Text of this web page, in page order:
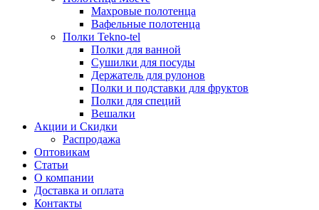
Махровые полотенца
Вафельные полотенца
Полки Tekno-tel
Полки для ванной
Сушилки для посуды
Держатель для рулонов
Полки и подставки для фруктов
Полки для специй
Вешалки
Акции и Скидки
Распродажа
Оптовикам
Статьи
О компании
Доставка и оплата
Контакты